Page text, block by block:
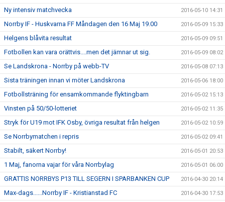
Ny intensiv matchvecka 2016-05-10 14:31
Norrby IF - Huskvarna FF Måndagen den 16 Maj 19.00 2016-05-09 15:33
Helgens blåvita resultat 2016-05-09 09:51
Fotbollen kan vara orättvis....men det jämnar ut sig. 2016-05-09 08:02
Se Landskrona - Norrby på webb-TV 2016-05-08 07:13
Sista träningen innan vi möter Landskrona 2016-05-06 18:00
Fotbollsträning för ensamkommande flyktingbarn 2016-05-02 15:13
Vinsten på 50/50-lotteriet 2016-05-02 11:35
Stryk för U19 mot IFK Osby, övriga resultat från helgen 2016-05-02 10:59
Se Norrbymatchen i repris 2016-05-02 09:41
Stabilt, säkert Norrby! 2016-05-01 20:53
1 Maj, fanorna vajar för våra Norrbylag 2016-05-01 06:00
GRATTIS NORRBYS P13 TILL SEGERN I SPARBANKEN CUP 2016-04-30 20:14
Max-dags......Norrby IF - Kristianstad FC 2016-04-30 17:53